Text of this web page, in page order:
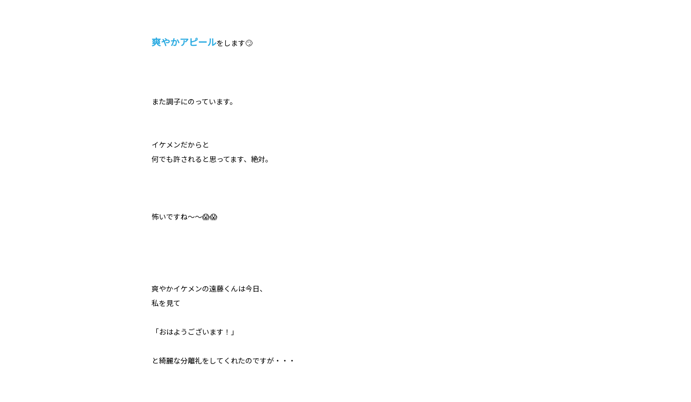
爽やかアピールをします🙄
また調子にのっています。
イケメンだからと
何でも許されると思ってます、絶対。
怖いですね～～😱😱
爽やかイケメンの遠藤くんは今日、
私を見て
「おはようございます！」
と綺麗な分離礼をしてくれたのですが・・・